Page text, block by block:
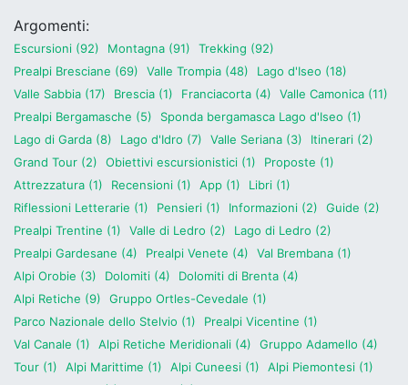
Argomenti:
Escursioni (92) Montagna (91)
Trekking (92)
Prealpi Bresciane (69)
Valle Trompia (48)
Lago d'Iseo (18)
Valle Sabbia (17)
Brescia (1) Franciacorta (4)
Valle Camonica (11)
Prealpi Bergamasche (5)
Sponda bergamasca Lago d'Iseo (1)
Lago di Garda (8)
Lago d'Idro (7) Valle Seriana (3)
Itinerari (2)
Grand Tour (2)
Obiettivi escursionistici (1)
Proposte (1)
Attrezzatura (1)
Recensioni (1) App (1)
Libri (1)
Riflessioni Letterarie (1)
Pensieri (1) Informazioni (2)
Guide (2)
Prealpi Trentine (1)
Valle di Ledro (2)
Lago di Ledro (2)
Prealpi Gardesane (4)
Prealpi Venete (4)
Val Brembana (1)
Alpi Orobie (3)
Dolomiti (4)
Dolomiti di Brenta (4)
Alpi Retiche (9)
Gruppo Ortles-Cevedale (1)
Parco Nazionale dello Stelvio (1)
Prealpi Vicentine (1)
Val Canale (1)
Alpi Retiche Meridionali (4)
Gruppo Adamello (4)
Tour (1)
Alpi Marittime (1) Alpi Cuneesi (1)
Alpi Piemontesi (1)